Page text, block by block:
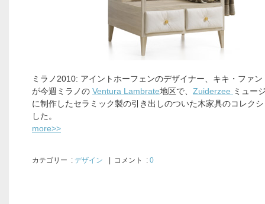
ミラノ2010: アイントホーフェンのデザイナー、キキ・ファ
が今週ミラノの Ventura Lambrate地区で、 Zuiderzee ミュー
に制作したセラミック製の引き出しのついた木家具のコレク
した。
more>>
カテゴリー : デザイン | コメント : 0